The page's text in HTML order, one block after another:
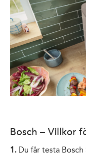
Bosch – Villkor
1. Du får testa